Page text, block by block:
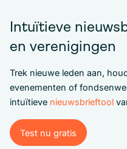
Intuïtieve
en verenigingen
Trek nieuwe leden aan,
evenementen of
intuïtieve nieuwsbrieftool
Test nu gratis
Test nu gratis